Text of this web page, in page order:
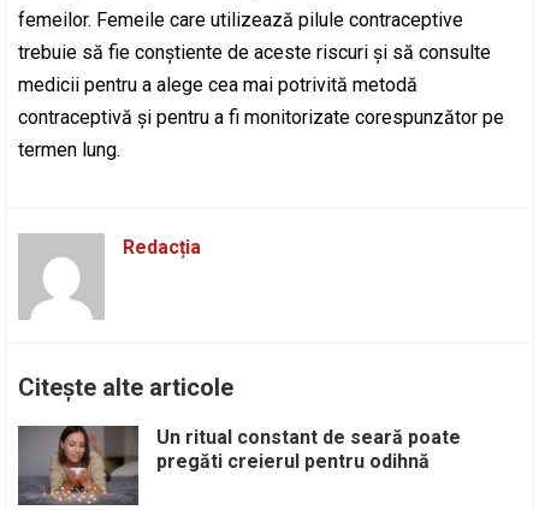
femeilor. Femeile care utilizează pilule contraceptive
trebuie să fie conștiente de aceste riscuri și să consulte
medicii pentru a alege cea mai potrivită metodă
contraceptivă și pentru a fi monitorizate corespunzător pe
termen lung.
Redacția
Citește alte articole
Un ritual constant de seară poate
pregăti creierul pentru odihnă